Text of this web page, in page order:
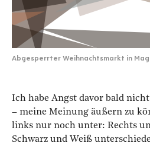
Abgesperrter Weihnachtsmarkt in
Ich habe Angst davor bald
– meine Meinung äußern zu
links nur noch unter: Rechts
Schwarz und Weiß